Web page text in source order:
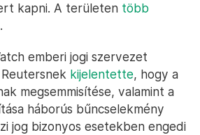
kapni. A területen több
.
emberi jogi szervezet
kijelentette, hogy a
megsemmisítése, valamint a
háborús bűncselekmény
jog bizonyos esetekben engedi